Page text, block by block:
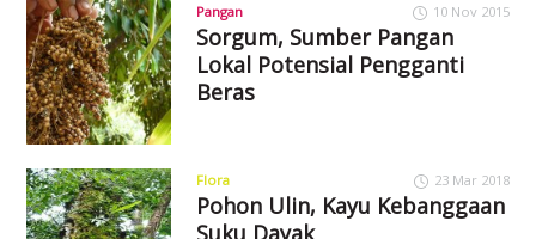
Pangan 10 Nov 2015
Sorgum, Sumber Pangan
Lokal Potensial Pengganti
Beras
Flora 23 Mar 2018
Pohon Ulin, Kayu Kebanggaan
Suku Dayak